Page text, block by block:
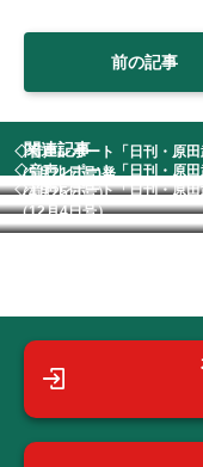
前の記事
関連記事
◇音声レポート「日刊・原田
（5月21日号)発...
◇音声レポート「日刊・原田
（4月25日号） ...
◇音声レポート「日刊・原田
（12月4日号） ...